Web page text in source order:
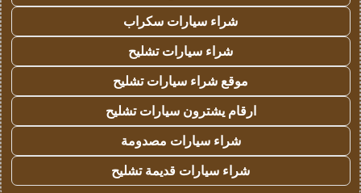
شراء سيارات سكراب
شراء سيارات تشليح
موقع شراء سيارات تشليح
ارقام يشترون سيارات تشليح
شراء سيارات مصدومة
شراء سيارات قديمة تشليح